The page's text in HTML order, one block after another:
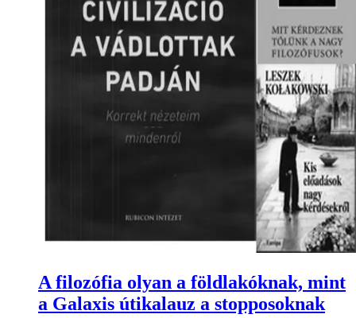
A filozófia olyan a földlakóknak, mint
a Galaxis útikalauz a stopposoknak